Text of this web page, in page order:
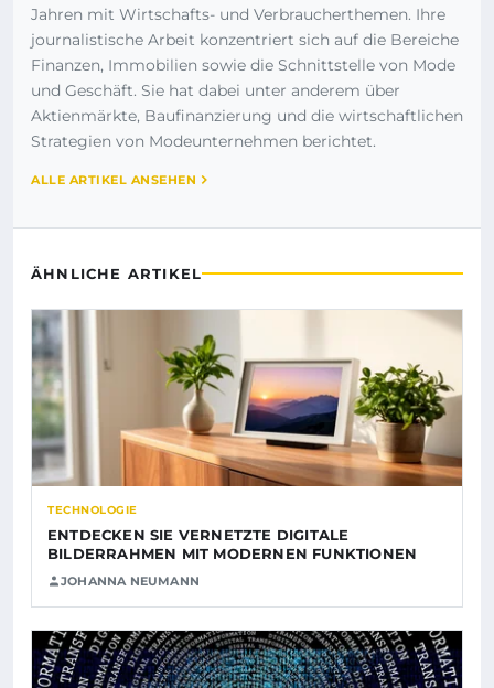
Jahren mit Wirtschafts- und Verbraucherthemen. Ihre
journalistische Arbeit konzentriert sich auf die Bereiche
Finanzen, Immobilien sowie die Schnittstelle von Mode
und Geschäft. Sie hat dabei unter anderem über
Aktienmärkte, Baufinanzierung und die wirtschaftlichen
Strategien von Modeunternehmen berichtet.
ALLE ARTIKEL ANSEHEN
ÄHNLICHE ARTIKEL
TECHNOLOGIE
ENTDECKEN SIE VERNETZTE DIGITALE
BILDERRAHMEN MIT MODERNEN FUNKTIONEN
JOHANNA NEUMANN